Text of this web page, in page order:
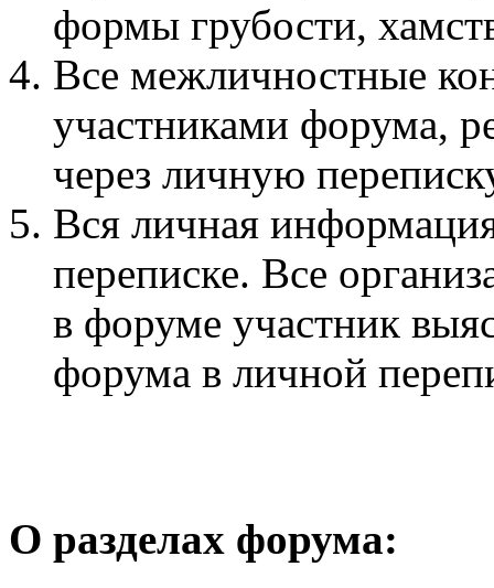
формы грубости,
Все межличностные
участниками форума,
через личную
Вся личная
переписке. Все
в форуме участник
форума в личной
О разделах форума: